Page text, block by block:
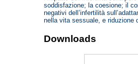
soddisfazione; la coesione; il
negativi dell’infertilità
nella vita sessuale, e riduzione
Downloads